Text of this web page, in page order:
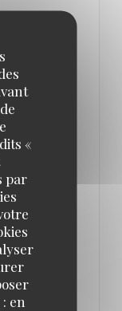
«
par
en
en
nous
petits
les plus
du